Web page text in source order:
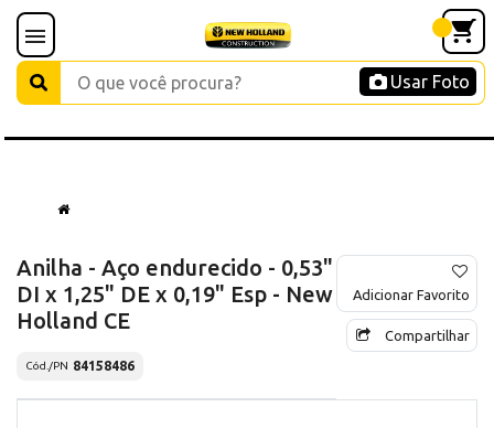
Usar Foto
Anilha - Aço endurecido - 0,53"
DI x 1,25" DE x 0,19" Esp - New
Holland CE
Cód./PN 84158486
Adicionar Favorito
Compartilhar